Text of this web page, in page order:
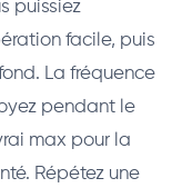
puissiez
facile, puis
La fréquence
pendant le
max pour la
Répétez une